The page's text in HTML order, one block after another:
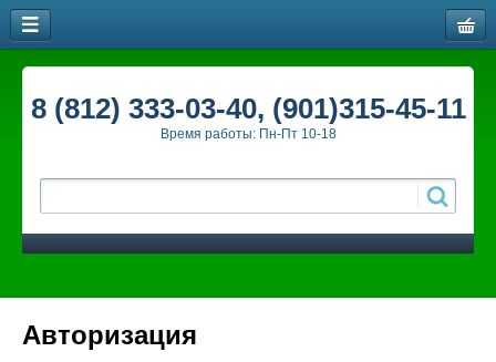
8 (812) 333-03-40, (901)315-45-11
Время работы: Пн-Пт 10-18
Авторизация